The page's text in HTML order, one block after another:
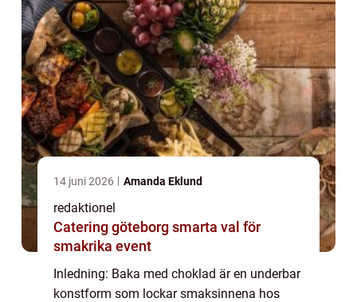
14 juni 2026 Amanda Eklund
redaktionel
Catering göteborg smarta val för
smakrika event
Inledning: Baka med choklad är en underbar
konstform som lockar smaksinnena hos